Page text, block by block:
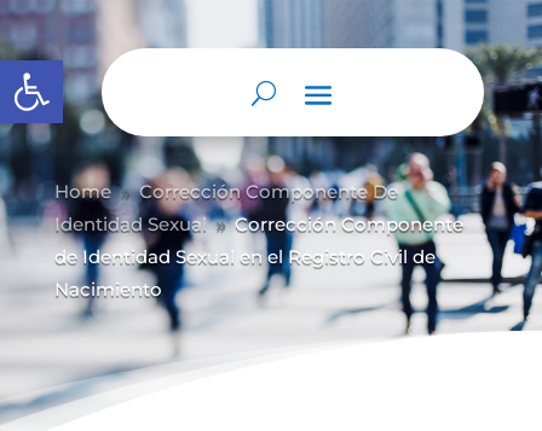
Abrir barra de herramientas
Home 9 Corrección Componente De
Identidad Sexual 9 Corrección Componente
de Identidad Sexual en el Registro Civil de
Nacimiento